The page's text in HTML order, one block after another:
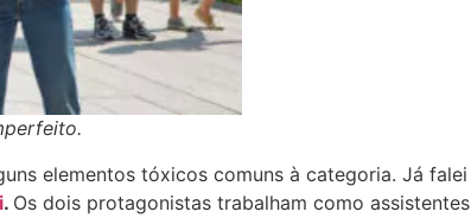
elementos tóxicos comuns à categoria. Já falei
. Os dois protagonistas trabalham como assistentes